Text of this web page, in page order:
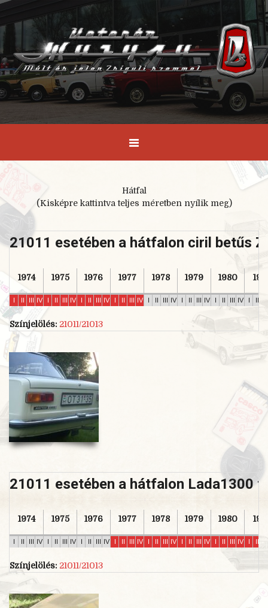
Hátfal
(Kisképre kattintva teljes méretben nyílik meg)
21011 esetében a hátfalon ciril betűs
1974 1975 1976 1977 1978 1979 1980
IV IV IV IV IV IV IV
Színjelölés: 21011/21013
21011 esetében a hátfalon Lada1300
1974 1975 1976 1977 1978 1979 1980
I II III IV I II III IV I II III IV I II III IV I II III IV I II III IV I II III IV I II
Színjelölés: 21011/21013